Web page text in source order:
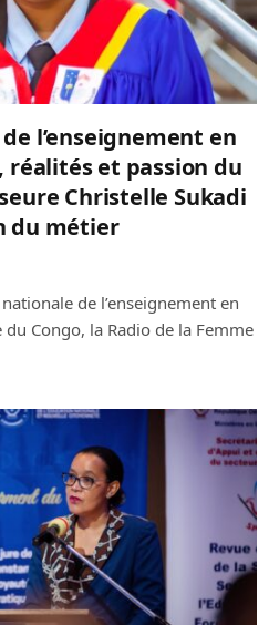
l’enseignement en
réalités et passion du
Christelle Sukadi
du métier
de l’enseignement en
Congo, la Radio de la Femme